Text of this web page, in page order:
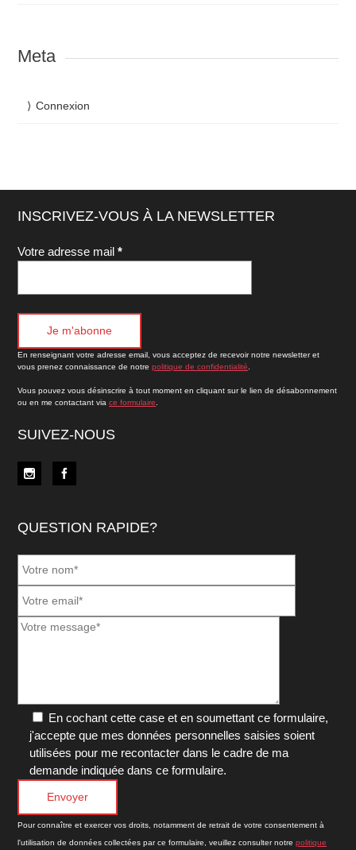
Meta
Connexion
INSCRIVEZ-VOUS À LA NEWSLETTER
Votre adresse mail*
En renseignant votre adresse email, vous acceptez de recevoir notre newsletter et
vous prenez connaissance de notrepolitique de confidentialité
Vous pouvez vous désinscrire à tout moment en cliquant sur le lien de désabonnement
ou en me contactant viace formulaire
SUIVEZ-NOUS
QUESTION RAPIDE?
En cochant cette case et en soumettant ce formulaire,
j'accepte que mes données personnelles saisies soient
utilisées pour me recontacter dans le cadre de ma
demande indiquée dans ce formulaire.
Pour connaître et exercer vos droits, notamment de retrait de votre consentement à
l'utilisation de données collectées par ce formulaire, veuillez consulter notrepolitique